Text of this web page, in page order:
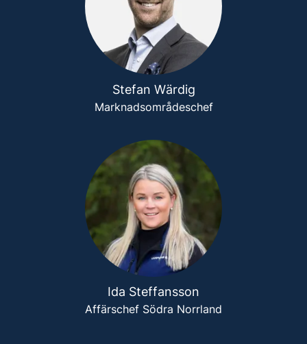
Stefan Wärdig
Marknadsområdeschef
Ida Steffansson
Affärschef Södra Norrland